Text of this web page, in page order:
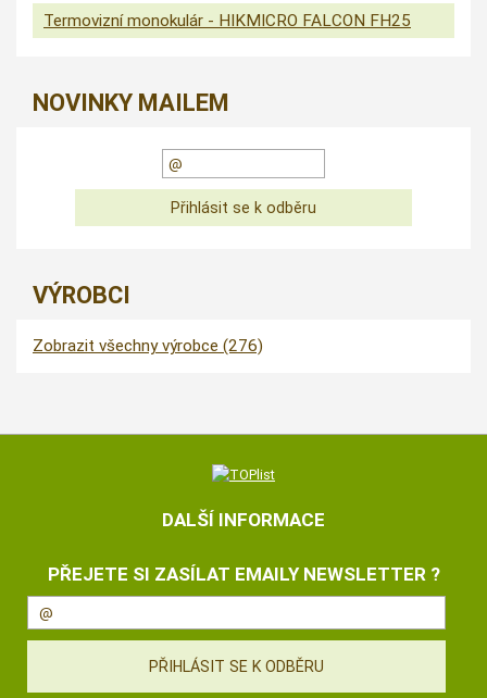
Termovizní monokulár - HIKMICRO FALCON FH25
NOVINKY MAILEM
VÝROBCI
Zobrazit všechny výrobce (276)
DALŠÍ INFORMACE
PŘEJETE SI ZASÍLAT EMAILY NEWSLETTER ?